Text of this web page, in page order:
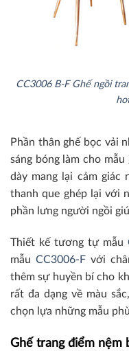
CC3006 B-F Ghế ngồi
Phần thân ghế bọc vải
sáng bóng làm cho
dày mang lại cảm giác
thanh que ghép lại với
phần lưng người ngồi
Thiết kế tương tự mẫu
mẫu CC3006-F với
thêm sự huyền bí cho
rất đa dạng về màu
chọn lựa những mẫu
Ghế trang điểm nệm